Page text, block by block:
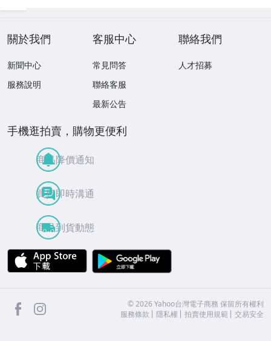
關於我們
新聞中心
服務說明
客服中心
常見問答
聯絡客服
最新公告
聯絡我們
人才招募
手機逛拍賣，購物更便利
商品降價通知
買賣即時溝通
商品到貨動態
APP Store
facebook ©2026 Yahoo台灣電子商務 保留所有權利
服務條款
隱私權 拍賣使用規範 交易安全